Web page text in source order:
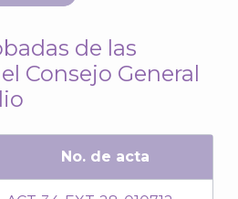
de las
Consejo General
No. de acta